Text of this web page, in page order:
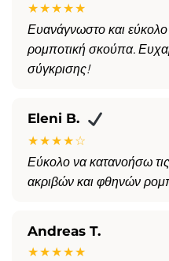
★★★★★
Ευανάγνωστο και εύκολο
ρομποτική σκούπα.
σύγκρισης!
Eleni B.
★★★★☆
Εύκολο να κατανοήσω
ακριβών και φθηνών
Andreas T.
★★★★★